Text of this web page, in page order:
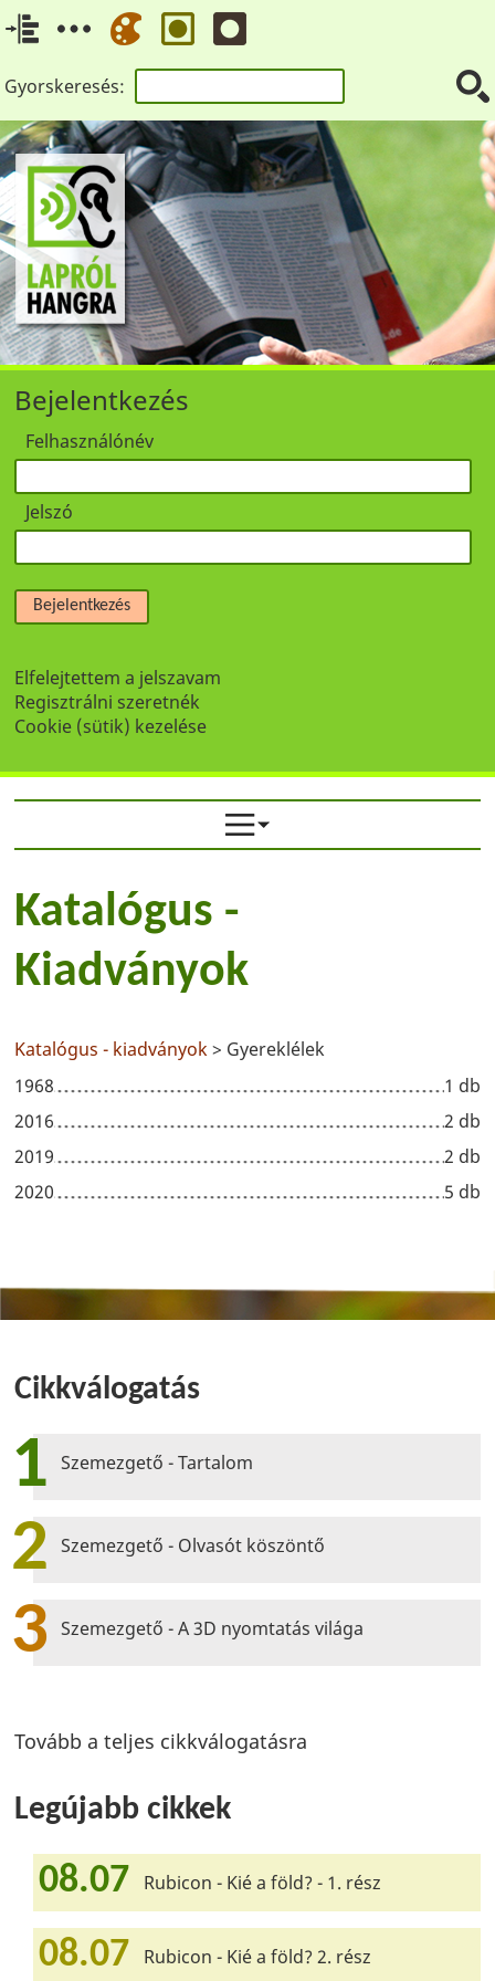
Gyorskeresés:
Bejelentkezés
Felhasználónév
Jelszó
Bejelentkezés
Elfelejtettem a jelszavam
Regisztrálni szeretnék
Cookie (sütik) kezelése
Katalógus -
Kiadványok
Katalógus - kiadványok> Gyereklélek
1968
1 db
2016
2 db
2019
2 db
2020
5 db
Cikkválogatás
1 Szemezgető - Tartalom
2 Szemezgető - Olvasót köszöntő
3 Szemezgető - A 3D nyomtatás világa
Tovább a teljes cikkválogatásra
Legújabb cikkek
08.07 Rubicon - Kié a föld? - 1. rész
08.07 Rubicon - Kié a föld? 2. rész